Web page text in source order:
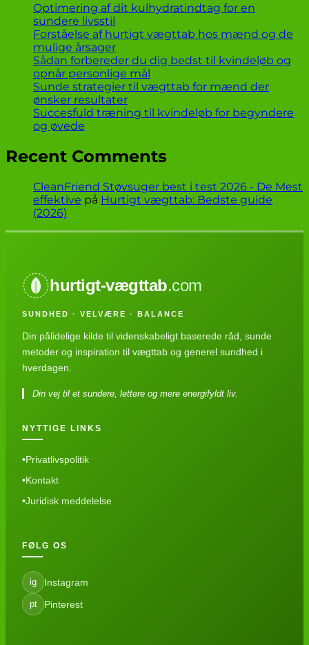
Optimering af dit kulhydratindtag for en
sundere livsstil
Forståelse af hurtigt vægttab hos mænd og de
mulige årsager
Sådan forbereder du dig bedst til kvindeløb og
opnår personlige mål
Sunde strategier til vægttab for mænd der
ønsker resultater
Succesfuld træning til kvindeløb for begyndere
og øvede
Recent Comments
CleanFriend Støvsuger best i test 2026 - De Mest
effektive på Hurtigt vægttab: Bedste guide
(2026)
hurtigt-vægttab.com
SUNDHED · VELVÆRE · BALANCE
Din pålidelige kilde til videnskabeligt baserede råd, sunde
metoder og inspiration til vægttab og generel sundhed i
hverdagen.
Din vej til et sundere, lettere og mere energifyldt liv.
NYTTIGE LINKS
Privatlivspolitik
Kontakt
Juridisk meddelelse
FØLG OS
ig Instagram
pt Pinterest